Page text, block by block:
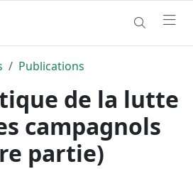
Publications
de la lutte
campagnols
partie)